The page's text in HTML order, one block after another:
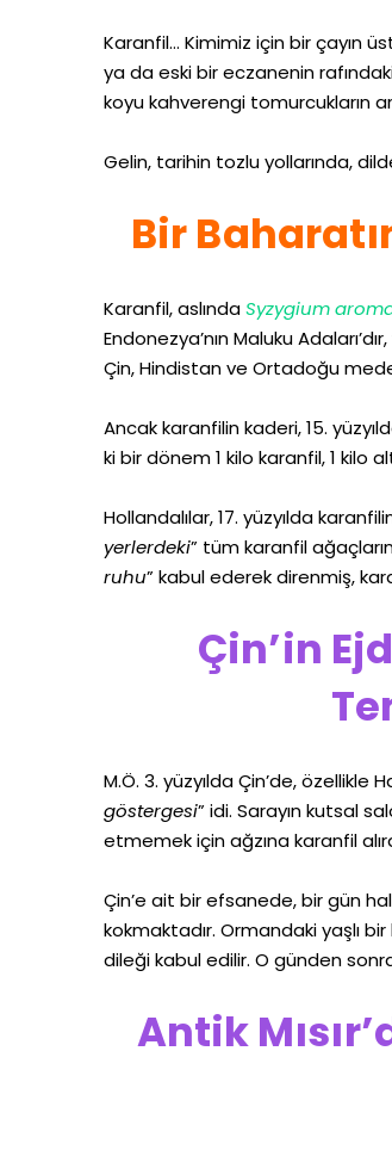
Karanfil… Kimimiz için bir çayın
ya da eski bir eczanenin
koyu kahverengi tomurcukların
Gelin, tarihin tozlu yollarında,
Bir
Karanfil, aslındaSyzygium
Endonezya’nın Maluku
Çin, Hindistan ve Ortadoğu
Ancak karanfilin kaderi, 15.
ki bir dönem 1 kilo karanfil, 1 kilo
Hollandalılar, 17. yüzyılda
yerlerdeki” tüm karanfil
ruhu” kabul ederek direnmiş,
Çin’in
M.Ö. 3. yüzyılda Çin’de,
göstergesi” idi. Sarayın kutsal
etmemek için ağzına karanfil
Çin’e ait bir efsanede, bir gün
kokmaktadır. Ormandaki yaşlı
dileği kabul edilir. O günden
Antik